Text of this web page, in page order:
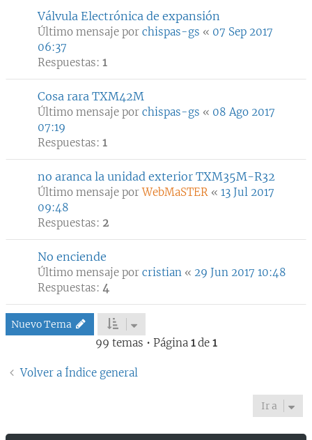
Válvula Electrónica de expansión
Último mensaje por chispas-gs « 07 Sep 2017
06:37
Respuestas: 1
Cosa rara TXM42M
Último mensaje por chispas-gs « 08 Ago 2017
07:19
Respuestas: 1
no aranca la unidad exterior TXM35M-R32
Último mensaje porWebMaSTER « 13 Jul 2017
09:48
Respuestas: 2
No enciende
Último mensaje por cristian « 29 Jun 2017 10:48
Respuestas: 4
Nuevo Tema
99 temas • Página 1de 1
Volver a Índice general
Ir a